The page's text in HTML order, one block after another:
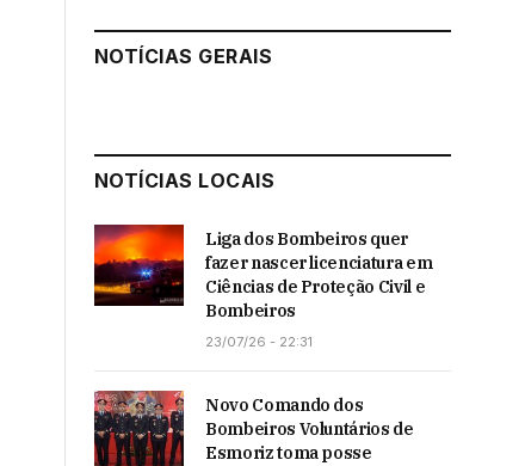
NOTÍCIAS GERAIS
NOTÍCIAS LOCAIS
Liga dos Bombeiros quer
fazer nascer licenciatura em
Ciências de Proteção Civil e
Bombeiros
23/07/26 - 22:31
Novo Comando dos
Bombeiros Voluntários de
Esmoriz toma posse